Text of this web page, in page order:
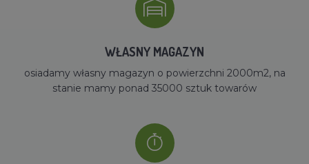
WŁASNY MAGAZYN
osiadamy własny magazyn o powierzchni 2000m2, na
stanie mamy ponad 35000 sztuk towarów